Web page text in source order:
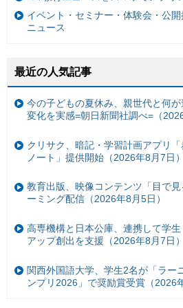
イベント・セミナー・体験会・公
ニュース
最近の人気記事
今の子どもの夏休み、親世代と何
変化を実感=朝日新聞社調べ=（
クリサク、暗記・学習計画アプリ
ノート」提供開始（2026年8月7日）
教育出版、映像コンテンツ「目で
ーミング配信（2026年8月5日）
高専機構と日本公庫、連携して学
アップ創出を支援（2026年8月7日）
関西外国語大学、学生2名が「ラー
ンプリ2026」で奨励賞受賞（2026